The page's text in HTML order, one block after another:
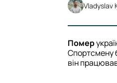
Vladyslav
Помер
Спортсмену
він